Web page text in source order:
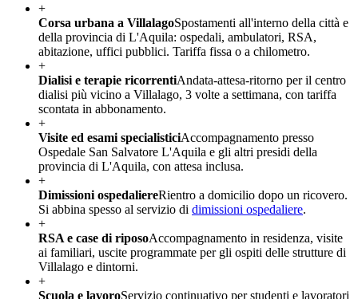
+
Corsa urbana a VillalagoSpostamenti all'interno della città e
della provincia di L'Aquila: ospedali, ambulatori, RSA,
abitazione, uffici pubblici. Tariffa fissa o a chilometro.
+
Dialisi e terapie ricorrentiAndata-attesa-ritorno per il centro
dialisi più vicino a Villalago, 3 volte a settimana, con tariffa
scontata in abbonamento.
+
Visite ed esami specialisticiAccompagnamento presso
Ospedale San Salvatore L'Aquila e gli altri presidi della
provincia di L'Aquila, con attesa inclusa.
+
Dimissioni ospedaliereRientro a domicilio dopo un ricovero.
Si abbina spesso al servizio di dimissioni ospedaliere.
+
RSA e case di riposoAccompagnamento in residenza, visite
ai familiari, uscite programmate per gli ospiti delle strutture di
Villalago e dintorni.
+
Scuola e lavoroServizio continuativo per studenti e lavoratori